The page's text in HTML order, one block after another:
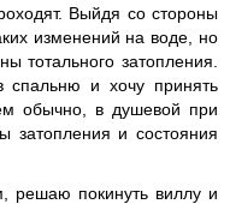
Выйдя со стороны
изменений на воде, но
тотального затопления.
спальню и хочу принять
обычно, в душевой при
затопления и состояния
решаю покинуть виллу и